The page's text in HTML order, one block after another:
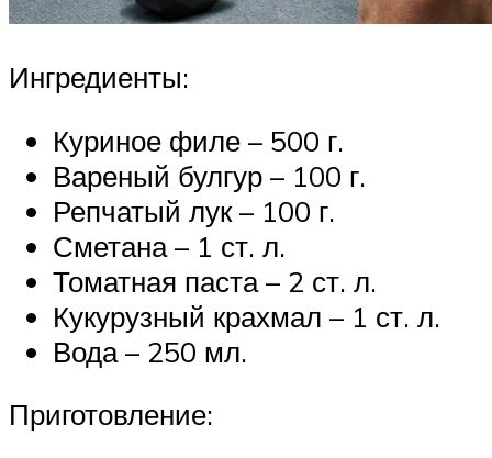
Ингредиенты:
Куриное филе – 500 г.
Вареный булгур – 100 г.
Репчатый лук – 100 г.
Сметана – 1 ст. л.
Томатная паста – 2 ст. л.
Кукурузный крахмал – 1 ст. л.
Вода – 250 мл.
Приготовление: